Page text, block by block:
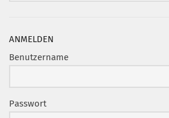
ANMELDEN
Benutzername
Passwort